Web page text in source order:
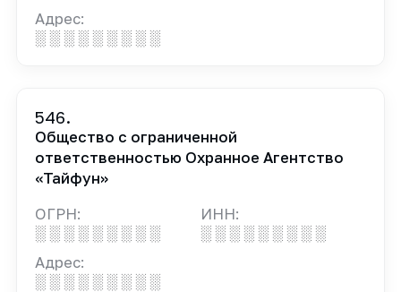
Адрес:
░ ░ ░ ░ ░ ░ ░ ░ ░
546.
Общество с ограниченной
ответственностью Охранное Агентство
«Тайфун»
ОГРН:
░ ░ ░ ░ ░ ░ ░ ░ ░
ИНН:
░ ░ ░ ░ ░ ░ ░ ░ ░
Адрес:
░ ░ ░ ░ ░ ░ ░ ░ ░